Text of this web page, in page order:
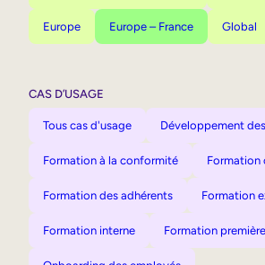
Europe Europe – France Global
CAS D’USAGE
Tous cas d'usage Développement
Formation à la conformité Formation
Formation des adhérents Formation
Formation interne Formation